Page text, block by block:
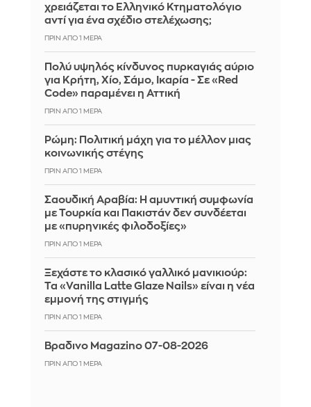
χρειάζεται το Ελληνικό Κτηματολόγιο
αντί για ένα σχέδιο στελέχωσης;
ΠΡΙΝ ΑΠΌ 1 ΜΈΡΑ
Πολύ υψηλός κίνδυνος πυρκαγιάς αύριο
για Κρήτη, Χίο, Σάμο, Ικαρία - Σε «Red
Code» παραμένει η Αττική
ΠΡΙΝ ΑΠΌ 1 ΜΈΡΑ
Ρώμη: Πολιτική μάχη για το μέλλον μιας
κοινωνικής στέγης
ΠΡΙΝ ΑΠΌ 1 ΜΈΡΑ
Σαουδική Αραβία: Η αμυντική συμφωνία
με Τουρκία και Πακιστάν δεν συνδέεται
με «πυρηνικές φιλοδοξίες»
ΠΡΙΝ ΑΠΌ 1 ΜΈΡΑ
Ξεχάστε το κλασικό γαλλικό μανικιούρ:
Τα «Vanilla Latte Glaze Nails» είναι η νέα
εμμονή της στιγμής
ΠΡΙΝ ΑΠΌ 1 ΜΈΡΑ
Βραδινο Magazino 07-08-2026
ΠΡΙΝ ΑΠΌ 1 ΜΈΡΑ